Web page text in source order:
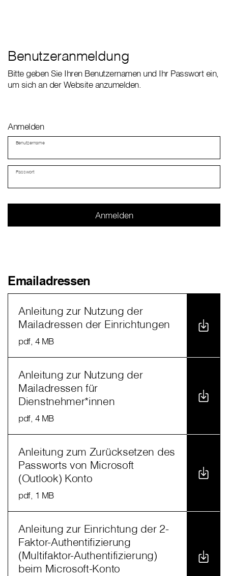
Benutzeranmeldung
Bitte geben Sie Ihren Benutzernamen und Ihr Passwort ein,
um sich an der Website anzumelden.
Anmelden
Benutzername
Passwort
Emailadressen
Anleitung zur Nutzung der
Mailadressen der Einrichtungen
pdf, 4 MB
Anleitung zur Nutzung der
Mailadressen für
Dienstnehmer*innen
pdf, 4 MB
Anleitung zum Zurücksetzen des
Passworts von Microsoft
(Outlook) Konto
pdf, 1 MB
Anleitung zur Einrichtung der 2-
Faktor-Authentifizierung
(Multifaktor-Authentifizierung)
beim Microsoft-Konto